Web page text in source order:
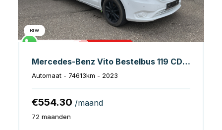
BTW
Mercedes-Benz Vito Bestelbus 119 CDI Aut. L3 LED/ Carplay/ Stoelverw./ Standkachel/ Navi/ Cruise/ Camera/ Airco/ 17”LMV/ PDC/ Dakdragers/ Trekhaak
Automaat - 74613km - 2023
€554.30 /maand
72 maanden